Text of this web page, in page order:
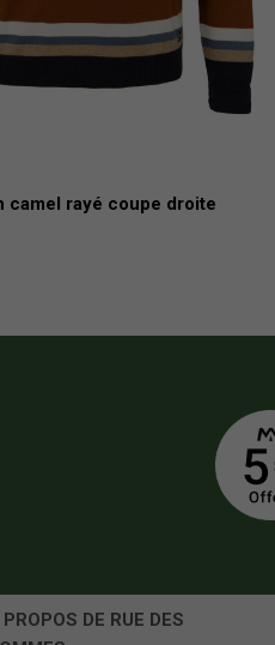
camel rayé coupe droite
DE RUE DES